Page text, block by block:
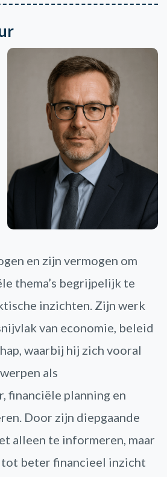
en zijn vermogen om
thema’s begrijpelijk te
inzichten. Zijn werk
van economie, beleid
waarbij hij zich vooral
als
financiële planning en
Door zijn diepgaande
alleen te informeren, maar
beter financieel inzicht